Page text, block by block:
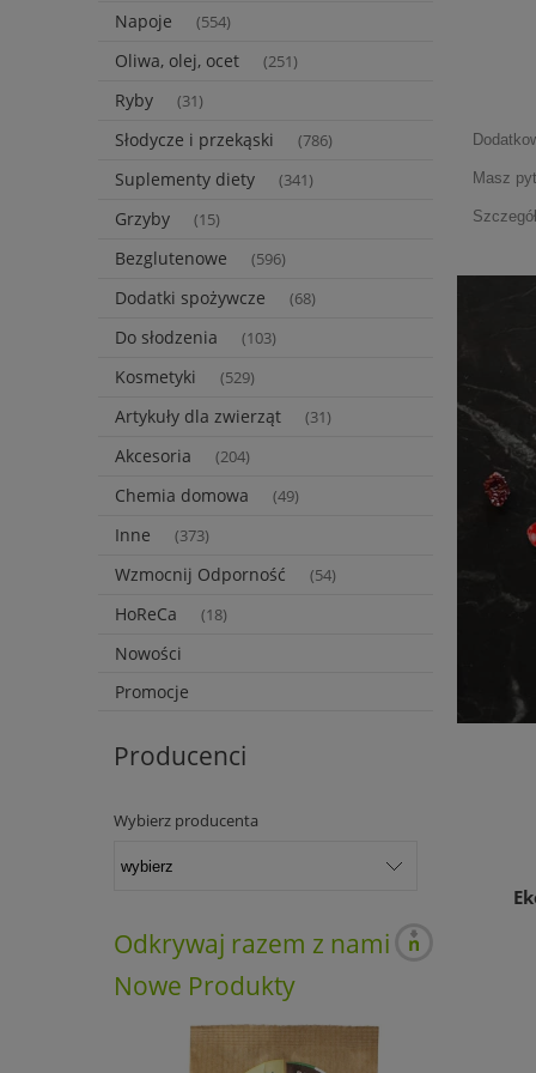
Napoje (554)
Oliwa, olej, ocet (251)
Ryby (31)
Słodycze i przekąski (786)
Suplementy diety (341)
Grzyby (15)
Bezglutenowe (596)
Dodatki spożywcze (68)
Do słodzenia (103)
Kosmetyki (529)
Artykuły dla zwierząt (31)
Akcesoria (204)
Chemia domowa (49)
Inne (373)
Wzmocnij Odporność (54)
HoReCa (18)
Nowości
Promocje
Producenci
Wybierz producenta
Odkrywaj razem z nami
Nowe Produkty
Masz